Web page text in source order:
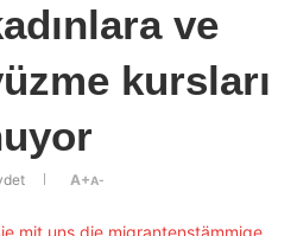
ve
kursları
A+A-